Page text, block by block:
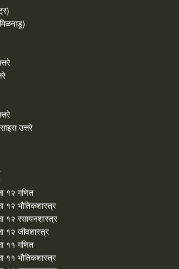
उत्तरे
१२ गणित
१२ भौतिकशास्त्र
१२ रसायनशास्त्र
१२ जीवशास्त्र
११ गणित
११ भौतिकशास्त्र